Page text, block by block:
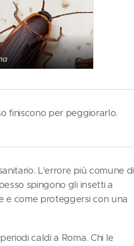
finiscono per peggiorarlo.
L'errore più comune di
spingono gli insetti a
e come proteggersi con una
caldi a Roma. Chi le